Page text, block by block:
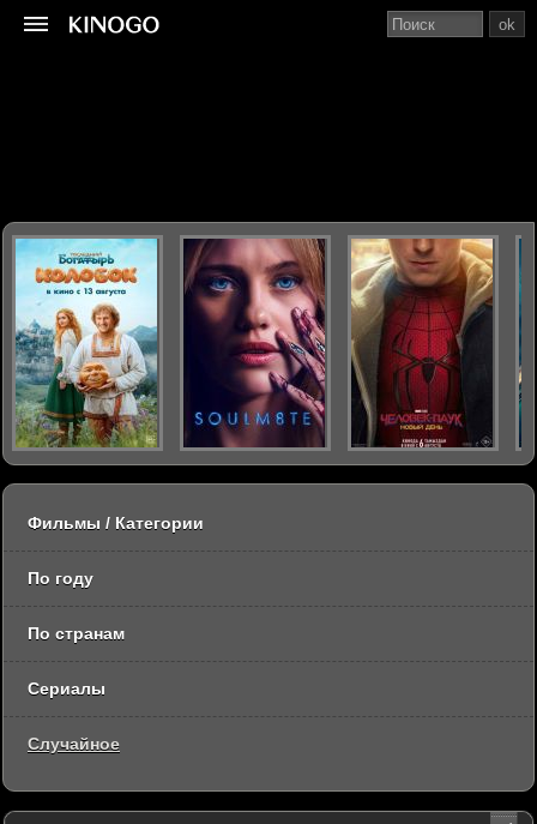
ok
Фильмы / Категории
По году
По странам
Сериалы
Случайное